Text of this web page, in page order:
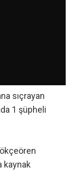
sıçrayan
1 şüpheli
kaynak